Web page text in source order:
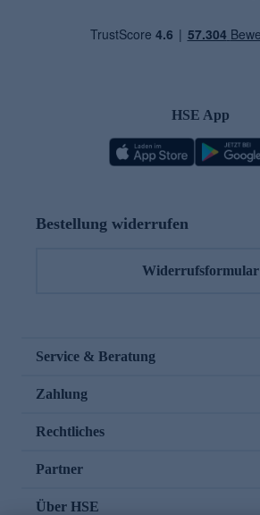
HSE App
Bestellung widerrufen
Widerrufsformular
Service & Beratung
Zahlung
Rechtliches
Partner
Über HSE